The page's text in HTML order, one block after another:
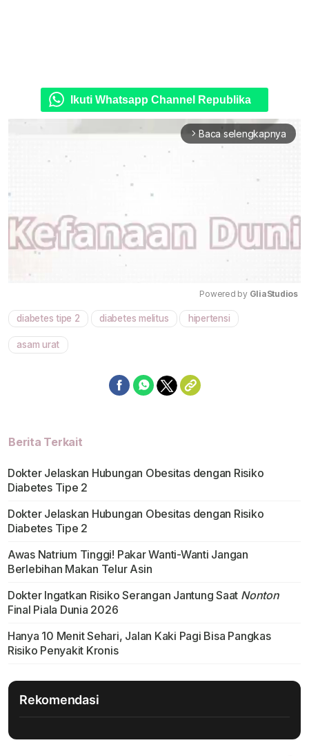
Ikuti Whatsapp Channel Republika
arrow_forward_ios Baca selengkapnya
Powered by GliaStudios
diabetes tipe 2 diabetes melitus hipertensi
asam urat
Berita Terkait
Dokter Jelaskan Hubungan Obesitas dengan Risiko
Diabetes Tipe 2
Dokter Jelaskan Hubungan Obesitas dengan Risiko
Diabetes Tipe 2
Awas Natrium Tinggi! Pakar Wanti-Wanti Jangan
Berlebihan Makan Telur Asin
Dokter Ingatkan Risiko Serangan Jantung Saat Nonton
Final Piala Dunia 2026
Hanya 10 Menit Sehari, Jalan Kaki Pagi Bisa Pangkas
Risiko Penyakit Kronis
Rekomendasi